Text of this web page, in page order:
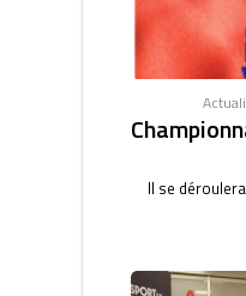
Il se